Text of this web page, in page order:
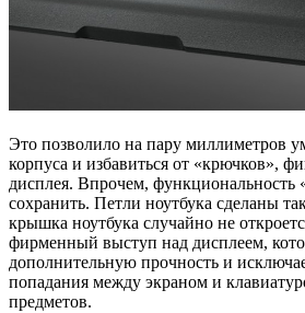
Это позволило на пару миллиметров
корпуса и избавиться от «крючков»,
дисплея. Впрочем, функциональность
сохранить. Петли ноутбука сделаны
крышка ноутбука случайно не
фирменный выступ над дисплеем,
дополнительную прочность и
попадания между экраном и
предметов.